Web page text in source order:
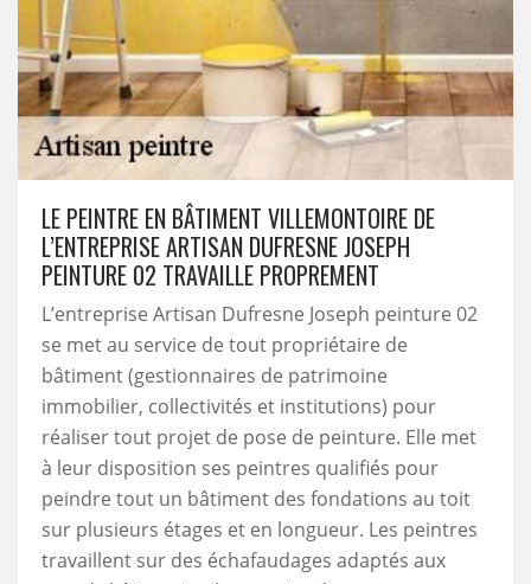
LE PEINTRE EN BÂTIMENT VILLEMONTOIRE DE
L’ENTREPRISE ARTISAN DUFRESNE JOSEPH
PEINTURE 02 TRAVAILLE PROPREMENT
L’entreprise Artisan Dufresne Joseph peinture 02
se met au service de tout propriétaire de
bâtiment (gestionnaires de patrimoine
immobilier, collectivités et institutions) pour
réaliser tout projet de pose de peinture. Elle met
à leur disposition ses peintres qualifiés pour
peindre tout un bâtiment des fondations au toit
sur plusieurs étages et en longueur. Les peintres
travaillent sur des échafaudages adaptés aux